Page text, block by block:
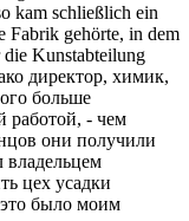
kam schließlich ein
Fabrik gehörte, in dem
die Kunstabteilung
директор, химик,
больше
работой, - чем
они получили
владельцем
цех усадки
было моим